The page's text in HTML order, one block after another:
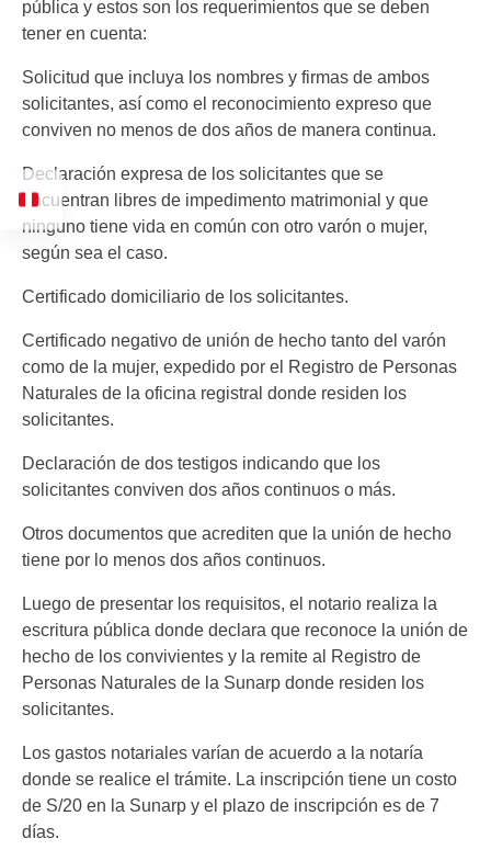
pública y estos son los requerimientos que se deben
tener en cuenta:
Solicitud que incluya los nombres y firmas de ambos
solicitantes, así como el reconocimiento expreso que
conviven no menos de dos años de manera continua.
Declaración expresa de los solicitantes que se
encuentran libres de impedimento matrimonial y que
ninguno tiene vida en común con otro varón o mujer,
según sea el caso.
Certificado domiciliario de los solicitantes.
Certificado negativo de unión de hecho tanto del varón
como de la mujer, expedido por el Registro de Personas
Naturales de la oficina registral donde residen los
solicitantes.
Declaración de dos testigos indicando que los
solicitantes conviven dos años continuos o más.
Otros documentos que acrediten que la unión de hecho
tiene por lo menos dos años continuos.
Luego de presentar los requisitos, el notario realiza la
escritura pública donde declara que reconoce la unión de
hecho de los convivientes y la remite al Registro de
Personas Naturales de la Sunarp donde residen los
solicitantes.
Los gastos notariales varían de acuerdo a la notaría
donde se realice el trámite. La inscripción tiene un costo
de S/20 en la Sunarp y el plazo de inscripción es de 7
días.